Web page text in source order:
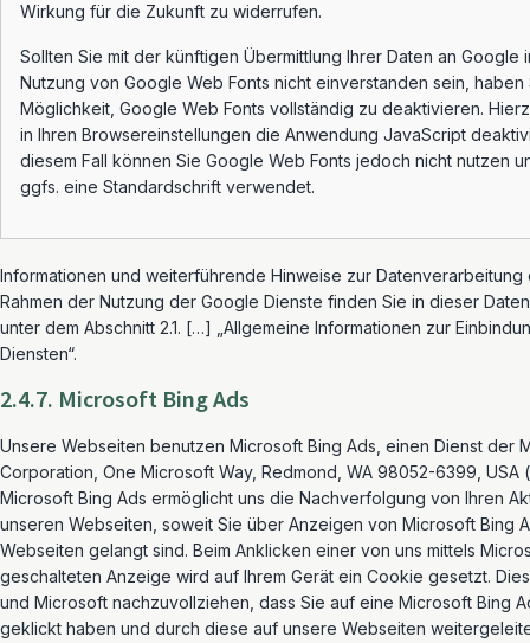
Wirkung für die Zukunft zu widerrufen.
Sollten Sie mit der künftigen Übermittlung Ihrer Daten an Google
Nutzung von Google Web Fonts nicht einverstanden sein, haben
Möglichkeit, Google Web Fonts vollständig zu deaktivieren.
in Ihren Browsereinstellungen die Anwendung JavaScript
diesem Fall können Sie Google Web Fonts jedoch nicht nutzen
ggfs. eine Standardschrift verwendet.
Informationen und weiterführende Hinweise zur Datenverarbeitung
Rahmen der Nutzung der Google Dienste finden Sie in dieser
unter dem Abschnitt 2.1. […] „Allgemeine Informationen zur
Diensten“.
2.4.7. Microsoft Bing Ads
Unsere Webseiten benutzen Microsoft Bing Ads, einen Dienst der
Corporation, One Microsoft Way, Redmond, WA 98052-6399, USA
Microsoft Bing Ads ermöglicht uns die Nachverfolgung von Ihren
unseren Webseiten, soweit Sie über Anzeigen von Microsoft Bing
Webseiten gelangt sind. Beim Anklicken einer von uns mittels
geschalteten Anzeige wird auf Ihrem Gerät ein Cookie gesetzt.
und Microsoft nachzuvollziehen, dass Sie auf eine Microsoft Bing
geklickt haben und durch diese auf unsere Webseiten